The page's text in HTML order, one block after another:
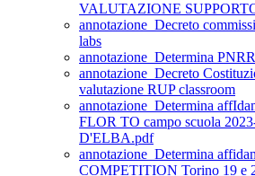
VALUTAZIONE
annotazione_Decreto
labs
annotazione_Determina
annotazione_Decreto
valutazione RUP classroom
annotazione_Determina
FLOR TO campo scuola
D'ELBA.pdf
annotazione_Determina
COMPETITION Torino 19 e